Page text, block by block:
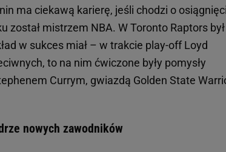
ma ciekawą karierę, jeśli chodzi o
został mistrzem NBA. W Toronto Raptors
w sukces miał – w trakcie play-off Loyd
to na nim ćwiczone były pomysły
Currym, gwiazdą Golden State
nowych zawodników